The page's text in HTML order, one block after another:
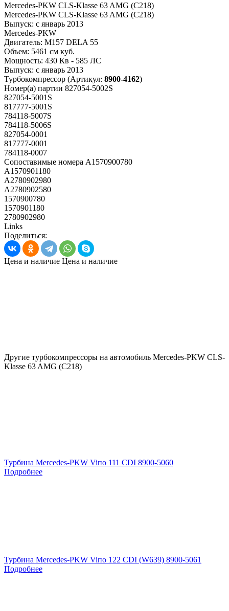
Mercedes-PKW CLS-Klasse 63 AMG (C218)
Mercedes-PKW CLS-Klasse 63 AMG (C218)
Выпуск: с январь 2013
Mercedes-PKW
Двигатель: M157 DELA 55
Объем: 5461 см куб.
Мощность: 430 Кв - 585 ЛС
Выпуск: с январь 2013
Турбокомпрессор (Артикул: 8900-4162)
Номер(а) партии 827054-5002S
827054-5001S
817777-5001S
784118-5007S
784118-5006S
827054-0001
817777-0001
784118-0007
Сопоставимые номера A1570900780
A1570901180
A2780902980
A2780902580
1570900780
1570901180
2780902980
Links
Поделиться:
Цена и наличие Цена и наличие
Другие турбокомпрессоры на автомобиль Mercedes-PKW CLS-
Klasse 63 AMG (C218)
Турбина Mercedes-PKW Viпо 111 CDI 8900-5060
Подробнее
Турбина Mercedes-PKW Viпо 122 CDI (W639) 8900-5061
Подробнее